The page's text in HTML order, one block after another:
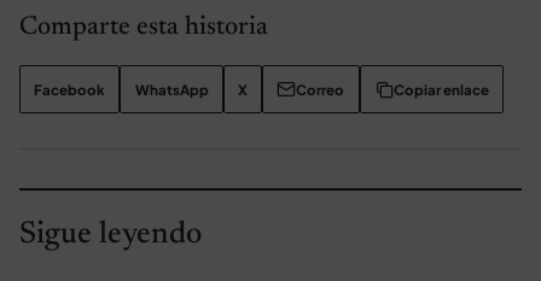
Comparte esta historia
Facebook WhatsApp X Correo Copiar enlace
Sigue leyendo